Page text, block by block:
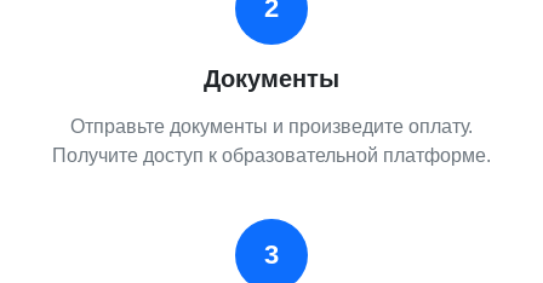
2
Документы
Отправьте документы и произведите оплату.
Получите доступ к образовательной платформе.
3